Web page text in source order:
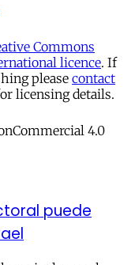
Commons
licence. If
please contact
licensing details.
puede